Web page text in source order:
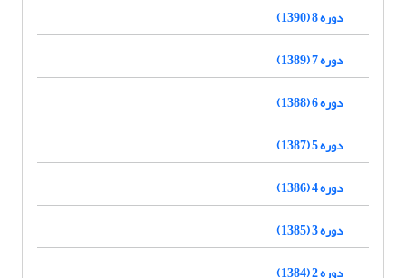
دوره 8 (1390)
دوره 7 (1389)
دوره 6 (1388)
دوره 5 (1387)
دوره 4 (1386)
دوره 3 (1385)
دوره 2 (1384)